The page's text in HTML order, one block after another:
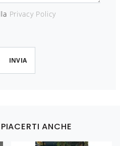
Privacy Policy
INVIA
ANCHE